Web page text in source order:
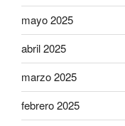
mayo 2025
abril 2025
marzo 2025
febrero 2025